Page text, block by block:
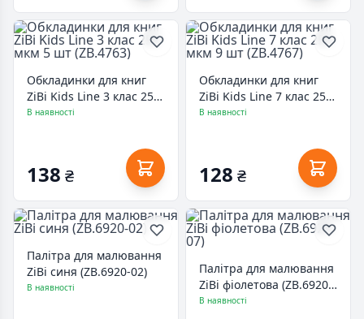
Обкладинки для книг
ZiBi Kids Line 3 клас 250
мкм 5 шт (ZB.4763)
В наявності
138 ₴
Обкладинки для книг
ZiBi Kids Line 7 клас 250
мкм 9 шт (ZB.4767)
В наявності
128 ₴
Палітра для малювання
ZiBi синя (ZB.6920-02)
В наявності
Палітра для малювання
ZiBi фіолетова (ZB.6920-
07)
В наявності